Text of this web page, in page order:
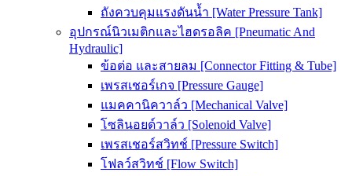
ถังควบคุมแรงดันน้ำ [Water Pressure Tank]
อุปกรณ์นิวเมติกและไฮดรอลิค [Pneumatic And
Hydraulic]
ข้อต่อ และสายลม [Connector Fitting & Tube]
เพรสเชอร์เกจ [Pressure Gauge]
แมคคานิควาล์ว [Mechanical Valve]
โซลินอยด์วาล์ว [Solenoid Valve]
เพรสเชอร์สวิทช์ [Pressure Switch]
โฟลว์สวิทช์ [Flow Switch]